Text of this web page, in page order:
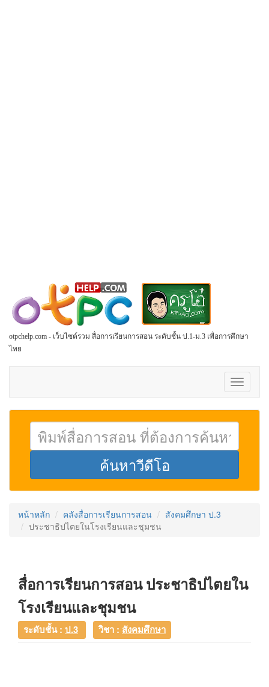
otpchelp.com - เว็บไซต์รวม สื่อการเรียนการสอน ระดับชั้น ป.1-ม.3 เพื่อการศึกษา
ไทย
Toggle
หน้าหลัก คลังสื่อการเรียนการสอน
สังคมศึกษา ป.3
ประชาธิปไตยในโรงเรียนและชุมชน
สื่อการเรียนการสอน ประชาธิปไตยใน
โรงเรียนและชุมชน
ระดับชั้น : ป.3 วิชา : สังคมศึกษา